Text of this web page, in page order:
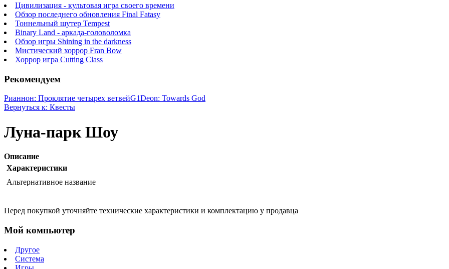
Цивилизация - культовая игра своего времени
Обзор последнего обновления Final Fatasy
Тоннельный шутер Tempest
Binary Land - аркада-головоломка
Обзор игры Shining in the darkness
Мистический хоррор Fran Bow
Хоррор игра Cutting Class
Рекомендуем
Рианнон: Проклятие четырех ветвейG1Deon: Towards God
Вернуться к: Квесты
Луна-парк Шоу
Описание
Характеристики
Альтернативное название
Перед покупкой уточняйте технические характеристики и комплектацию у продавца
Мой компьютер
Другое
Система